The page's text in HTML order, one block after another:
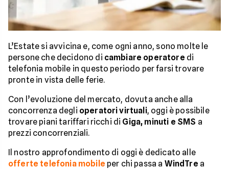
L’Estate si avvicina e, come ogni anno, sono molte le
persone che decidono di cambiare operatore di
telefonia mobile in questo periodo per farsi trovare
pronte in vista delle ferie.
Con l’evoluzione del mercato, dovuta anche alla
concorrenza degli operatori virtuali, oggi è possibile
trovare piani tariffari ricchi di Giga, minuti e SMS a
prezzi concorrenziali.
Il nostro approfondimento di oggi è dedicato alle
offerte telefonia mobile per chi passa a WindTre a